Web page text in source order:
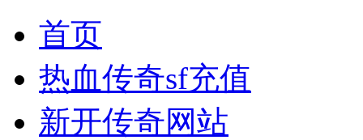
首页
热血传奇sf充值
新开传奇网站